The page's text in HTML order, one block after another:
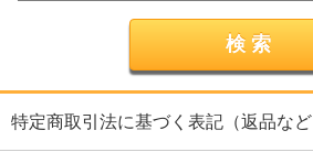
特定商取引法に基づく表記（返品など